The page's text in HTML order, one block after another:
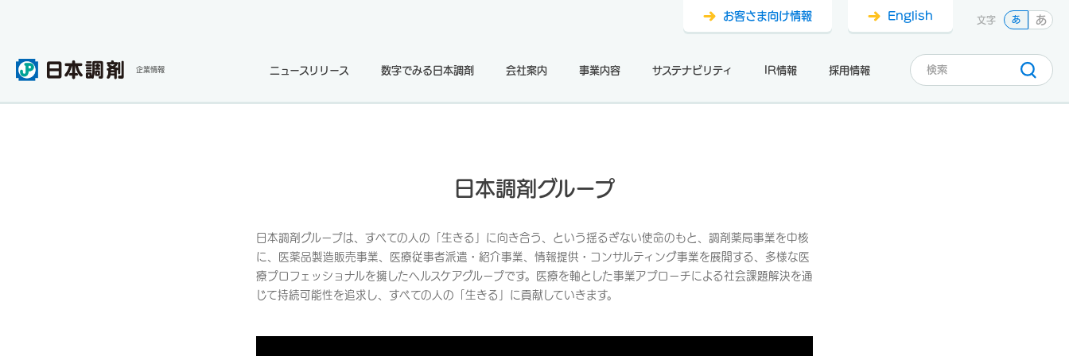
企業情報 ニュースリリース 数字でみる日本調剤 会社案内 事業内容 サステナビリティ IR情報 採用情報
お客さま向け情報 English 文字 あ あ
日本調剤グループ
日本調剤グループは、すべての人の「生きる」に向き合う、という揺るぎない使命のもと、調剤薬局事業を中核
に、医薬品製造販売事業、医療従事者派遣・紹介事業、情報提供・コンサルティング事業を展開する、多様な医
療プロフェッショナルを擁したヘルスケアグループです。医療を軸とした事業アプローチによる社会課題解決を通
じて持続可能性を追求し、すべての人の「生きる」に貢献していきます。